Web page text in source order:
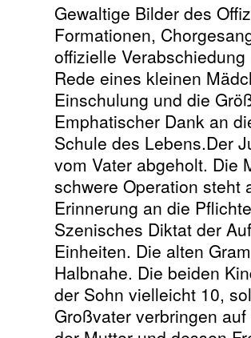
Gewaltige Bilder des
Formationen,
offizielle
Rede eines kleinen
Einschulung und die
Emphatischer Dank an
Schule des Lebens.Der
vom Vater abgeholt. Die
schwere Operation steht
Erinnerung an die
Szenisches Diktat der
Einheiten. Die alten
Halbnahe. Die beiden
der Sohn vielleicht 10,
Großvater verbringen